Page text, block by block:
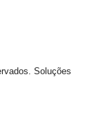
Soluções